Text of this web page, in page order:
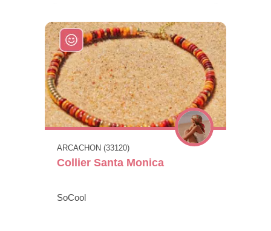
ARCACHON (33120)
Collier Santa Monica
SoCool